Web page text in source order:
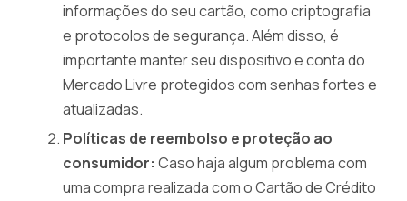
informações do seu cartão, como criptografia
e protocolos de segurança. Além disso, é
importante manter seu dispositivo e conta do
Mercado Livre protegidos com senhas fortes e
atualizadas.
Políticas de reembolso e proteção ao
consumidor: Caso haja algum problema com
uma compra realizada com o Cartão de Crédito